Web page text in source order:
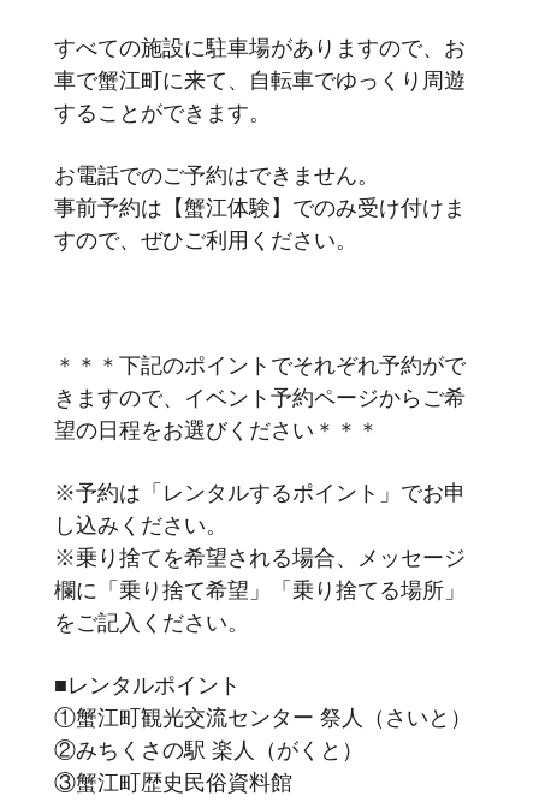
すべての施設に駐車場がありますので、お
車で蟹江町に来て、自転車でゆっくり周遊
することができます。
お電話でのご予約はできません。
事前予約は【蟹江体験】でのみ受け付けま
すので、ぜひご利用ください。
＊＊＊下記のポイントでそれぞれ予約がで
きますので、イベント予約ページからご希
望の日程をお選びください＊＊＊
※予約は「レンタルするポイント」でお申
し込みください。
※乗り捨てを希望される場合、メッセージ
欄に「乗り捨て希望」「乗り捨てる場所」
をご記入ください。
■レンタルポイント
①蟹江町観光交流センター 祭人（さいと）
②みちくさの駅 楽人（がくと）
③蟹江町歴史民俗資料館